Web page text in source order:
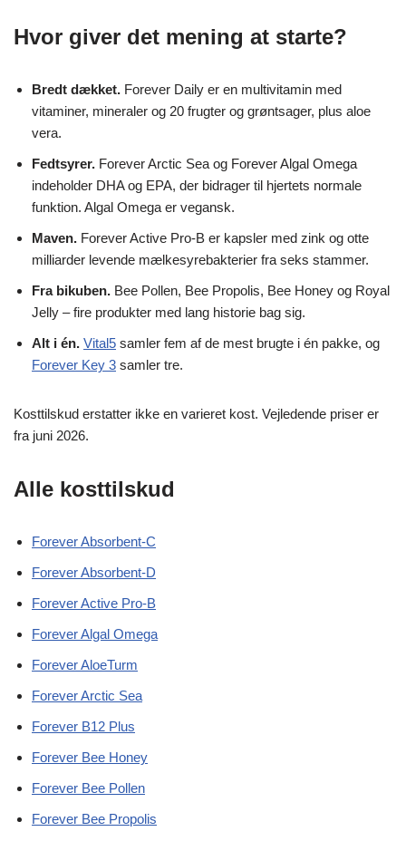
Hvor giver det mening at starte?
Bredt dækket. Forever Daily er en multivitamin med
vitaminer, mineraler og 20 frugter og grøntsager, plus aloe
vera.
Fedtsyrer. Forever Arctic Sea og Forever Algal Omega
indeholder DHA og EPA, der bidrager til hjertets normale
funktion. Algal Omega er vegansk.
Maven. Forever Active Pro-B er kapsler med zink og otte
milliarder levende mælkesyrebakterier fra seks stammer.
Fra bikuben. Bee Pollen, Bee Propolis, Bee Honey og Royal
Jelly – fire produkter med lang historie bag sig.
Alt i én. Vital5 samler fem af de mest brugte i én pakke, og
Forever Key 3 samler tre.
Kosttilskud erstatter ikke en varieret kost. Vejledende priser er
fra juni 2026.
Alle kosttilskud
Forever Absorbent-C
Forever Absorbent-D
Forever Active Pro-B
Forever Algal Omega
Forever AloeTurm
Forever Arctic Sea
Forever B12 Plus
Forever Bee Honey
Forever Bee Pollen
Forever Bee Propolis